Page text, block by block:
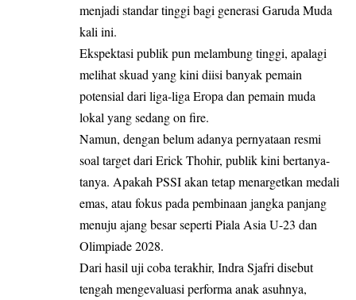
menjadi standar tinggi bagi generasi Garuda Muda
kali ini.
Ekspektasi publik pun melambung tinggi, apalagi
melihat skuad yang kini diisi banyak pemain
potensial dari liga-liga Eropa dan pemain muda
lokal yang sedang on fire.
Namun, dengan belum adanya pernyataan resmi
soal target dari Erick Thohir, publik kini bertanya-
tanya. Apakah PSSI akan tetap menargetkan medali
emas, atau fokus pada pembinaan jangka panjang
menuju ajang besar seperti Piala Asia U-23 dan
Olimpiade 2028.
Dari hasil uji coba terakhir, Indra Sjafri disebut
tengah mengevaluasi performa anak asuhnya,